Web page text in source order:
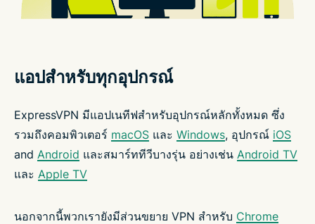
แอปสำหรับทุกอุปกรณ์
ExpressVPN มีแอปเนทีฟสำหรับอุปกรณ์หลักทั้งหมด ซึ่ง
รวมถึงคอมพิวเตอร์ macOS และ Windows, อุปกรณ์ iOS
and Android และสมาร์ททีวีบางรุ่น อย่างเช่น Android TV
และ Apple TV
นอกจากนี้พวกเรายังมีส่วนขยาย VPN สำหรับ Chrome